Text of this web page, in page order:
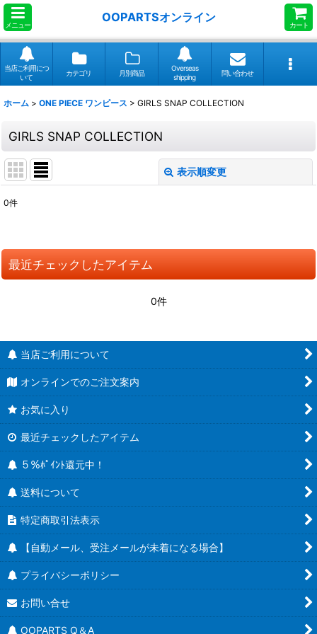
メニュー
OOPARTSオンライン
カート
当店ご利用につ
いて
カテゴリ 月別商品
Overseas
shipping
問い合わせ
ホーム > ONE PIECE ワンピース > GIRLS SNAP COLLECTION
GIRLS SNAP COLLECTION
表示順変更
並び順:
0件
最近チェックしたアイテム
0件
当店ご利用について
オンラインでのご注文案内
お気に入り
最近チェックしたアイテム
５％ﾎﾟｲﾝﾄ還元中！
送料について
特定商取引法表示
【自動メール、受注メールが未着になる場合】
プライバシーポリシー
お問い合せ
OOPARTS Q＆A